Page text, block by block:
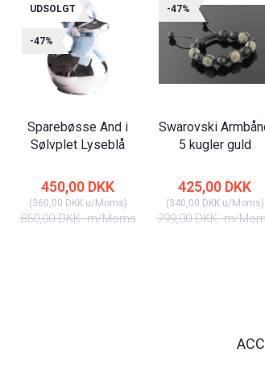
UDSOLGT
-47%
Sparebøsse And i
Sølvplet Lyseblå
450,00 DKK
(360,00 DKKu/Moms)
850,00 DKKm/Moms
-47%
Swarovski
5 kugler guld
425,00 DKK
(340,00 DKKu/Moms)
799,00 DKKm/